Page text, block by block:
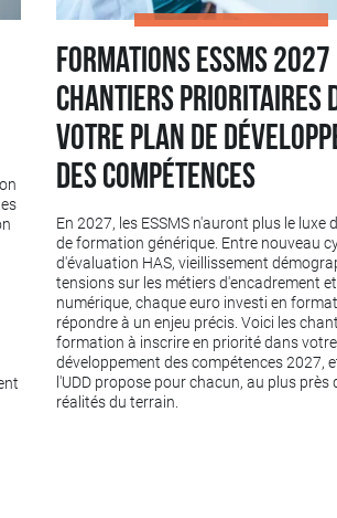
Formations ESSMS
chantiers prioritaires
votre plan de
des compétences
En 2027, les ESSMS n'auront plus le luxe
de formation générique. Entre nouveau
d'évaluation HAS, vieillissement
tensions sur les métiers d'encadrement
numérique, chaque euro investi en
répondre à un enjeu précis. Voici les
formation à inscrire en priorité dans
développement des compétences 2027,
l'UDD propose pour chacun, au plus près
réalités du terrain.